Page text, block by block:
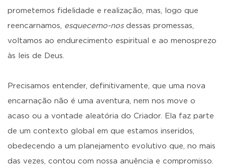
prometemos fidelidade e realização, mas, logo que
reencarnamos, esquecemo-nosdessas promessas,
voltamos ao endurecimento espiritual e ao menosprezo
às leis de Deus.
Precisamos entender, definitivamente, que uma nova
encarnação não é uma aventura, nem nos move o
acaso ou a vontade aleatória do Criador. Ela faz parte
de um contexto global em que estamos inseridos,
obedecendo a um planejamento evolutivo que, no mais
das vezes, contou com nossa anuência e compromisso.